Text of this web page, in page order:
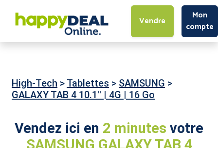
Vendre
Mon
compte
High-Tech > Tablettes > SAMSUNG >
GALAXY TAB 4 10.1'' | 4G | 16 Go
Vendez ici en 2 minutes votre
SAMSUNG GALAXY TAB 4